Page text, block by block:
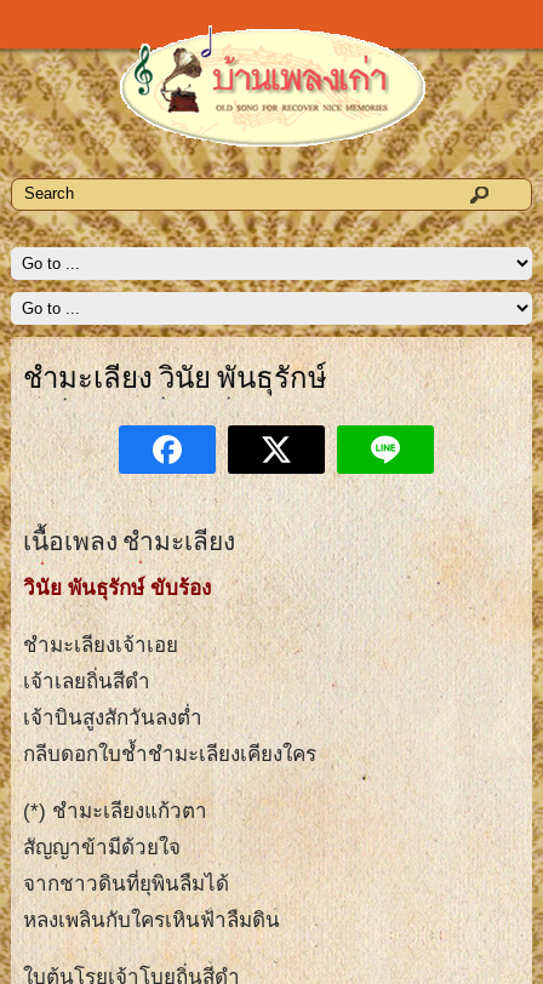
ชำมะเลียง วินัย พันธุรักษ์
เนื้อเพลง ชำมะเลียง
วินัย พันธุรักษ์ ขับร้อง
ชำมะเลียงเจ้าเอย
เจ้าเลยถิ่นสีดำ
เจ้าบินสูงสักวันลงต่ำ
กลีบดอกใบช้ำชำมะเลียงเคียงใคร
(*) ชำมะเลียงแก้วตา
สัญญาข้ามีด้วยใจ
จากชาวดินที่ยุพินลืมได้
หลงเพลินกับใครเหินฟ้าลืมดิน
ใบต้นโรยเจ้าโบยถิ่นสีดำ